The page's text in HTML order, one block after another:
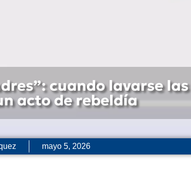
cuando lavarse las
acto de rebeldía
mayo 5, 2026